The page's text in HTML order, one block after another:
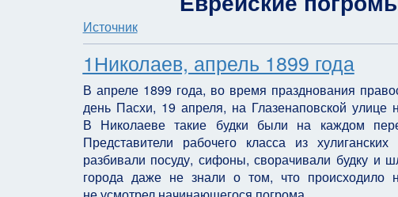
Источник
1Николаев, апрель 1899 года
В апреле 1899 года, во время празднования
день Пасхи, 19 апреля, на Глазенаповской улице
В Николаеве такие будки были на каждом
Представители рабочего класса из
разбивали посуду, сифоны, сворачивали будку и
города даже не знали о том, что происходило